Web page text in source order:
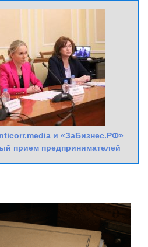
и «ЗаБизнес.РФ»
прием предпринимателей